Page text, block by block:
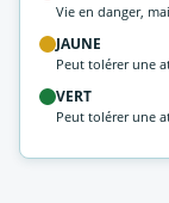
Vie en danger,
JAUNE
Peut tolérer une
VERT
Peut tolérer une